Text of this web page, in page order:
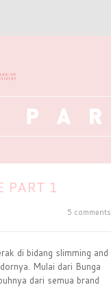
PART 1
5 comments
di bidang slimming and
Mulai dari Bunga
dari semua brand